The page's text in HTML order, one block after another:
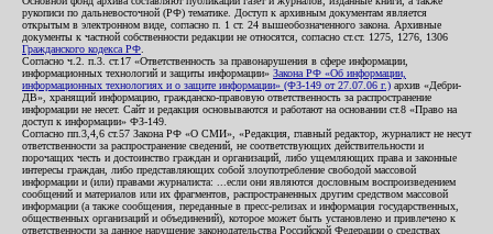
рукописи по дальневосточной (РФ) тематике. Доступ к архивным документам является
открытым в электронном виде, согласно п. 1 ст. 24 вышеобозначенного закона. Архивные
документы к частной собственности редакции не относятся, согласно ст.ст. 1275, 1276, 1306
Гражданского кодекса РФ
Согласно ч.2. п.3. ст.17 «Ответственность за правонарушения в сфере информации,
информационных технологий и защиты информации» Закона РФ «Об информации,
информационных технологиях и о защите информации» (ФЗ-149 от 27.07.06 г.) архив «Дебри-
ДВ», хранящий информацию, гражданско-правовую ответственность за распространение
информации не несет. Сайт и редакция основываются и работают на основании ст.8 «Право на
доступ к информации» ФЗ-149.
Согласно пп.3,4,6 ст.57 Закона РФ «О СМИ», «Редакция, главный редактор, журналист не несут
ответственности за распространение сведений, не соответствующих действительности и
порочащих честь и достоинство граждан и организаций, либо ущемляющих права и законные
интересы граждан, либо представляющих собой злоупотребление свободой массовой
информации и (или) правами журналиста: ...если они являются дословным воспроизведением
сообщений и материалов или их фрагментов, распространенных другим средством массовой
информации (а также сообщения, переданные в пресс-релизах и информация государственных,
общественных организаций и объединений), которое может быть установлено и привлечено к
ответственности за данное нарушение законодательства Российской Федерации о средствах